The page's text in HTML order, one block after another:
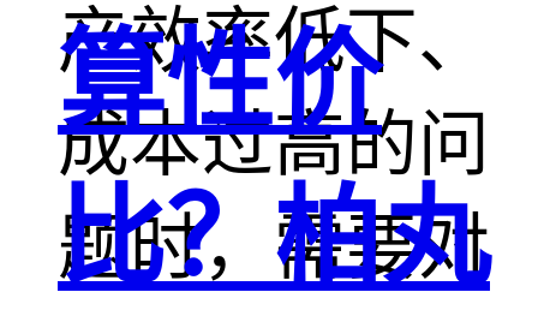
产效率低下、
成本过高的问
题时，需要对
算性价
比？柏丸